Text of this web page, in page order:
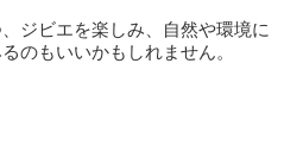
ジビエを楽しみ、自然や環境に
のもいいかもしれません。